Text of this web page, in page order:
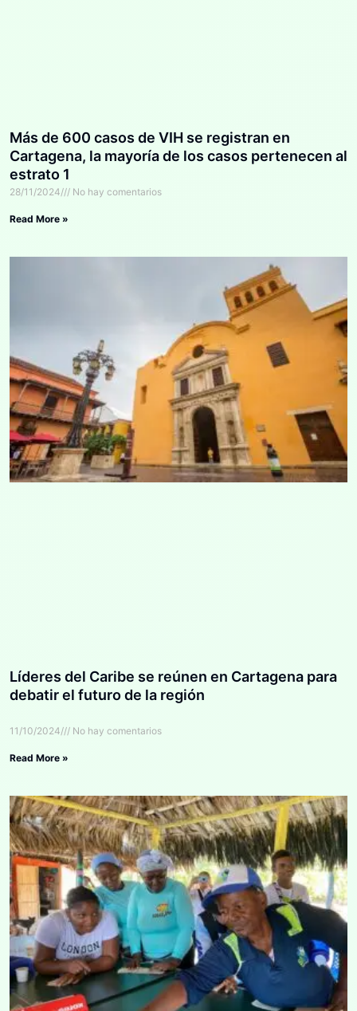
Más de 600 casos de VIH se registran en
Cartagena, la mayoría de los casos pertenecen al
estrato 1
28/11/2024 No hay comentarios
Read More »
Líderes del Caribe se reúnen en Cartagena para
debatir el futuro de la región
11/10/2024 No hay comentarios
Read More »